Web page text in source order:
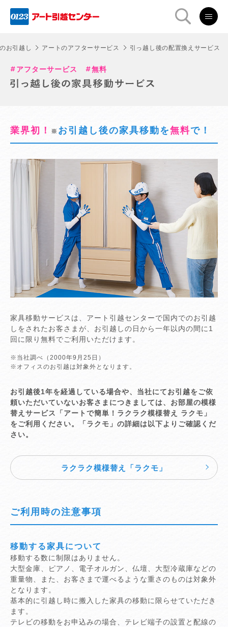
お引越し アートのアフターサービス 引っ越し後の配置換えサービス
アフターサービス 無料
業界初！ ※ お引越し後の家具移動を無料で！
家具移動サービスは、アート引越センターで国内でのお引越
しをされたお客さまが、お引越しの日から一年以内の間に1
回に限り無料でご利用いただけます。
※当社調べ（2000年9月25日）
※オフィスのお引越は対象外となります。
お引越後1年を経過している場合や、当社にてお引越をご依
頼いただいていないお客さまにつきましては、お部屋の模様
替えサービス「アートで簡単！ラクラク模様替え ラクモ」
をご利用ください。「ラクモ」の詳細は以下よりご確認くだ
さい。
ラクラク模様替え「ラクモ」
ご利用時の注意事項
移動する家具について
移動する数に制限はありません。
大型金庫、ピアノ、電子オルガン、仏壇、大型冷蔵庫などの
重量物、また、お客さまで運べるような重さのものは対象外
となります。
基本的に引越し時に搬入した家具の移動に限らせていただき
ます。
テレビの移動をお申込みの場合、テレビ端子の設置と配線の